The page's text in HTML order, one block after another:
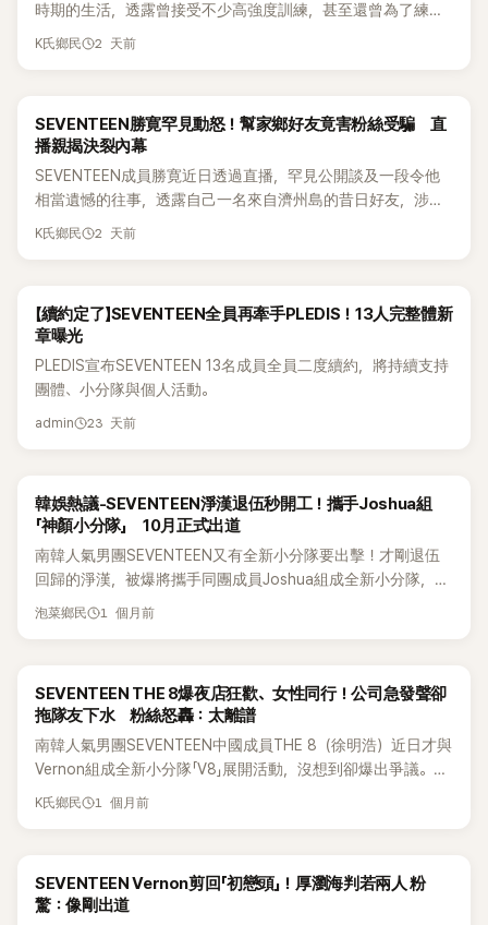
時期的生活，透露曾接受不少高強度訓練，甚至還曾為了練習
肺活量，讓聲樂老師直接站在自己的肚子上，驚人經歷曝光
K氏鄉民 2 天前
SEVENTEEN勝寛罕見動怒！幫家鄉好友竟害粉絲受騙 直
播親揭決裂內幕
SEVENTEEN成員勝寛近日透過直播，罕見公開談及一段令他
相當遺憾的往事，透露自己一名來自濟州島的昔日好友，涉嫌
利用與自己的關係讓部分粉絲蒙受金錢損失，因此他不僅已與
K氏鄉民 2 天前
【續約定了】SEVENTEEN全員再牽手PLEDIS！13人完整體新
章曝光
PLEDIS宣布SEVENTEEN 13名成員全員二度續約，將持續支持
團體、小分隊與個人活動。
admin 23 天前
韓娛熱議-SEVENTEEN淨漢退伍秒開工！攜手Joshua組
「神顏小分隊」 10月正式出道
南韓人氣男團SEVENTEEN又有全新小分隊要出擊！才剛退伍
回歸的淨漢，被爆將攜手同團成員Joshua組成全新小分隊，預
計於今年10月正式出道。兩人向來都是團內公認的「門面擔
順利進行，這也將成為團體推出的第7組小分隊。這也是淨漢
繼先前與圓佑合作後，第2度挑戰小分隊活動；至於Joshua則
是出道以來首次以小分隊形式正式出擊，讓粉絲格外期待。 下
面是韓網的評論翻譯 1.哇，等好久了ㅠㅠㅠㅠㅠㅠㅠㅠㅠㅠ總算等
到了ㅠㅠㅠ2.哦，SEVENTEEN現在有退伍的成員了啊3.天啊 ㅜ
增 ㅋㅋㅋㅋㅋ 7.哇...淨漢和Joshua ㄷㄷ 這個視覺真的是 ㅋㅋㅋ
ㅋㅋㅋ太讓人好奇了8.哇，終於來了!!!!!!!!!!!!!!!!9.哇，SEVENTEEN
泡菜鄉民 1 個月前
SEVENTEEN THE 8爆夜店狂歡、女性同行！公司急發聲卻
拖隊友下水 粉絲怒轟：太離譜
南韓人氣男團SEVENTEEN中國成員THE 8（徐明浩）近日才與
Vernon組成全新小分隊「V8」展開活動，沒想到卻爆出爭議。中
國社群平台近日瘋傳一段影片，聲稱拍到THE 8現身夜店，不
爆粉絲怒火，質疑公司「為何硬要把Jun拖下水」。 事件起因於
微博流傳的一段影片，畫面中一名被指是THE 8的男子現身夜
K氏鄉民 1 個月前
SEVENTEEN Vernon剪回「初戀頭」！厚瀏海判若兩人 粉
驚：像剛出道